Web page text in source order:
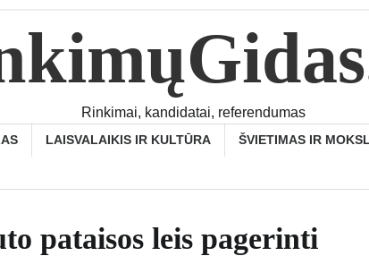
Rinkimai, kandidatai, referendumas
LAISVALAIKIS IR KULTŪRA ŠVIETIMAS IR
pataisos leis pagerinti